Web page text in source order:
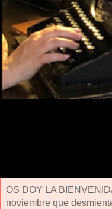
OS DOY LA
noviembre que